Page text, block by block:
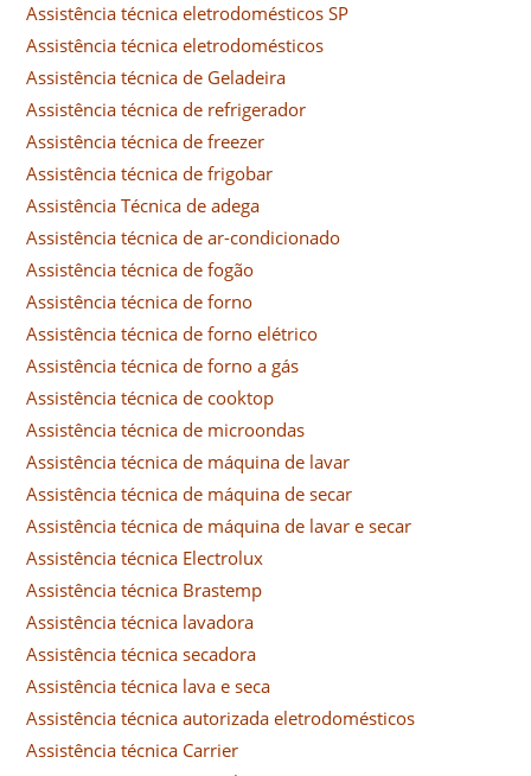
Assistência técnica eletrodomésticos SP
Assistência técnica eletrodomésticos
Assistência técnica de Geladeira
Assistência técnica de refrigerador
Assistência técnica de freezer
Assistência técnica de frigobar
Assistência Técnica de adega
Assistência técnica de ar-condicionado
Assistência técnica de fogão
Assistência técnica de forno
Assistência técnica de forno elétrico
Assistência técnica de forno a gás
Assistência técnica de cooktop
Assistência técnica de microondas
Assistência técnica de máquina de lavar
Assistência técnica de máquina de secar
Assistência técnica de máquina de lavar e secar
Assistência técnica Electrolux
Assistência técnica Brastemp
Assistência técnica lavadora
Assistência técnica secadora
Assistência técnica lava e seca
Assistência técnica autorizada eletrodomésticos
Assistência técnica Carrier